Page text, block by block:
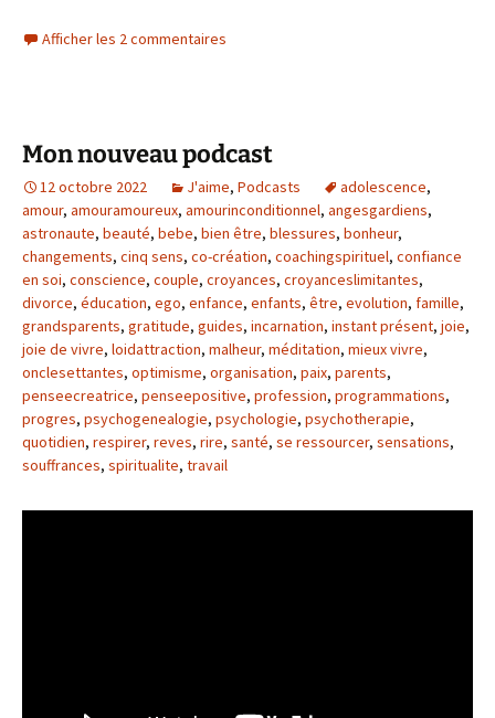
Afficher les 2 commentaires
Mon nouveau podcast
12 octobre 2022 J'aime, Podcasts adolescence,
amour, amouramoureux, amourinconditionnel, angesgardiens,
astronaute, beauté, bebe, bien être, blessures, bonheur,
changements, cinq sens, co-création, coachingspirituel, confiance
en soi, conscience, couple, croyances, croyanceslimitantes,
divorce, éducation, ego, enfance, enfants, être, evolution, famille,
grandsparents, gratitude, guides, incarnation, instant présent, joie,
joie de vivre, loidattraction, malheur, méditation, mieux vivre,
onclesettantes, optimisme, organisation, paix, parents,
penseecreatrice, penseepositive, profession, programmations,
progres, psychogenealogie, psychologie, psychotherapie,
quotidien, respirer, reves, rire, santé, se ressourcer, sensations,
souffrances, spiritualite, travail